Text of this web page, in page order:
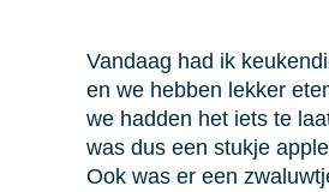
Vandaag had ik
en we hebben lekker
we hadden het iets te
was dus een stukje
Ook was er een